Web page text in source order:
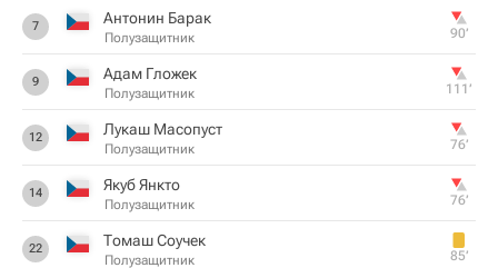
7 Антонин Барак
Полузащитник 90‎’‎
9 Адам Гложек
Полузащитник 111‎’‎
12 Лукаш Масопуст
Полузащитник 76‎’‎
14 Якуб Янкто
Полузащитник 76‎’‎
22 Томаш Соучек
Полузащитник 85‎’‎